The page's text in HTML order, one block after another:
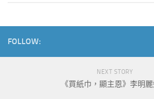
FOLLOW:
NEXT STORY
《買紙巾，顯主恩》李明